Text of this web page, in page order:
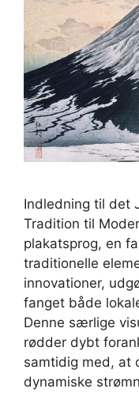
Indledning til det
Tradition til
plakatsprog, en
traditionelle
innovationer,
fanget både
Denne særlige
rødder dybt
samtidig med, at
dynamiske